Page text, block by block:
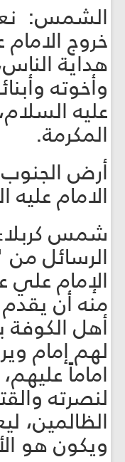
الشمس:
خروج
هداية
وأخوته
عليه
المكرمة.
أرض
الامام
شمس
الرسائل من
الإمام علي
منه أن
أهل الكوفة
لهم إمام
اماماً
لنصرته
الظالمين،
ويكون هو